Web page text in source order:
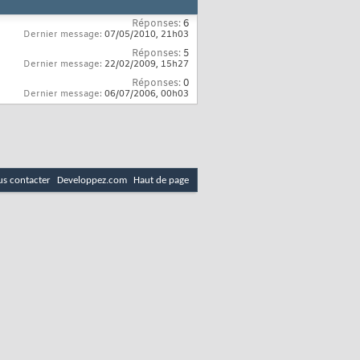
Réponses:6
Dernier message: 07/05/2010, 21h03
Réponses: 5
Dernier message: 22/02/2009, 15h27
Réponses:0
Dernier message: 06/07/2006, 00h03
contacter Developpez.com Haut de page